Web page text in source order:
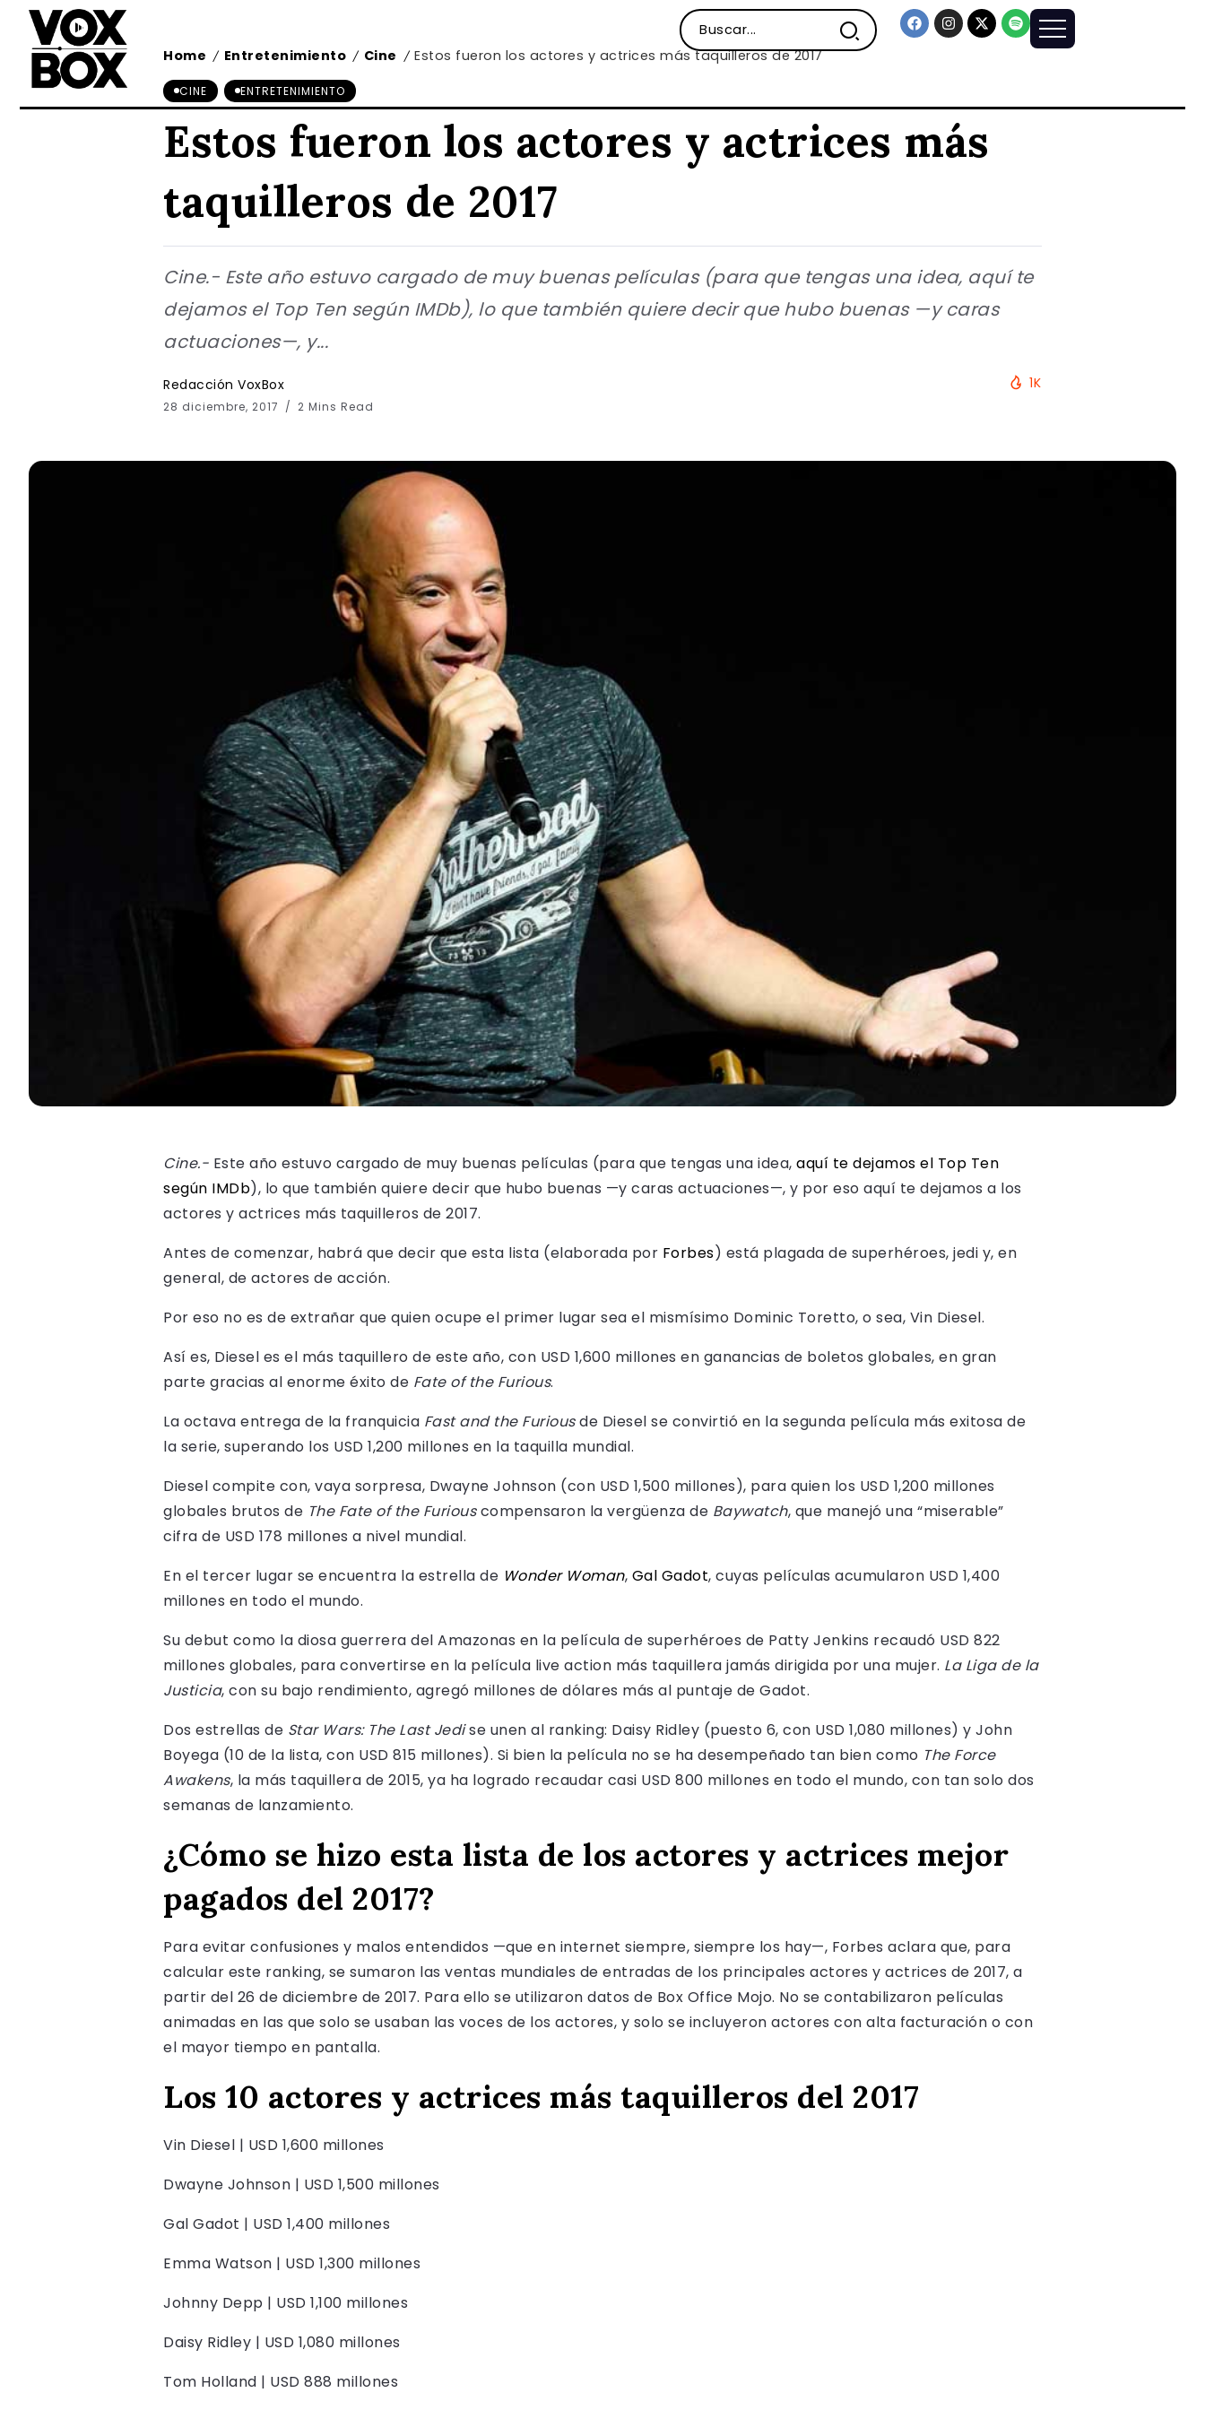
Home / Entretenimiento / Cine / Estos fueron los actores y actrices más taquilleros de 2017
CINE ENTRETENIMIENTO
Estos fueron los actores y actrices más
taquilleros de 2017
Cine.- Este año estuvo cargado de muy buenas películas (para que tengas una idea, aquí te
dejamos el Top Ten según IMDb), lo que también quiere decir que hubo buenas —y caras
actuaciones—, y...
Redacción VoxBox
28 diciembre, 2017 2 Mins Read
1K
Cine.- Este año estuvo cargado de muy buenas películas (para que tengas una idea, aquí te dejamos el Top Ten
según IMDb), lo que también quiere decir que hubo buenas —y caras actuaciones—, y por eso aquí te dejamos a los
actores y actrices más taquilleros de 2017.
Antes de comenzar, habrá que decir que esta lista (elaborada por Forbes) está plagada de superhéroes, jedi y, en
general, de actores de acción.
Por eso no es de extrañar que quien ocupe el primer lugar sea el mismísimo Dominic Toretto, o sea, Vin Diesel.
Así es, Diesel es el más taquillero de este año, con USD 1,600 millones en ganancias de boletos globales, en gran
parte gracias al enorme éxito de Fate of the Furious.
La octava entrega de la franquicia Fast and the Furiousde Diesel se convirtió en la segunda película más exitosa de
la serie, superando los USD 1,200 millones en la taquilla mundial.
Diesel compite con, vaya sorpresa, Dwayne Johnson (con USD 1,500 millones), para quien los USD 1,200 millones
globales brutos de The Fate of the Furiouscompensaron la vergüenza de Baywatch, que manejó una “miserable”
cifra de USD 178 millones a nivel mundial.
En el tercer lugar se encuentra la estrella de Wonder Woman, Gal Gadot, cuyas películas acumularon USD 1,400
millones en todo el mundo.
Su debut como la diosa guerrera del Amazonas en la película de superhéroes de Patty Jenkins recaudó USD 822
millones globales, para convertirse en la película live action más taquillera jamás dirigida por una mujer. La Liga de la
Justicia, con su bajo rendimiento, agregó millones de dólares más al puntaje de Gadot.
Dos estrellas de Star Wars: The Last Jedise unen al ranking: Daisy Ridley (puesto 6, con USD 1,080 millones) y John
Boyega (10 de la lista, con USD 815 millones). Si bien la película no se ha desempeñado tan bien como The Force
Awakens, la más taquillera de 2015, ya ha logrado recaudar casi USD 800 millones en todo el mundo, con tan solo dos
semanas de lanzamiento.
¿Cómo se hizo esta lista de los actores y actrices mejor
pagados del 2017?
Para evitar confusiones y malos entendidos —que en internet siempre, siempre los hay—, Forbes aclara que, para
calcular este ranking, se sumaron las ventas mundiales de entradas de los principales actores y actrices de 2017, a
partir del 26 de diciembre de 2017. Para ello se utilizaron datos de Box Office Mojo. No se contabilizaron películas
animadas en las que solo se usaban las voces de los actores, y solo se incluyeron actores con alta facturación o con
el mayor tiempo en pantalla.
Los 10 actores y actrices más taquilleros del 2017
Vin Diesel | USD 1,600 millones
Dwayne Johnson | USD 1,500 millones
Gal Gadot | USD 1,400 millones
Emma Watson | USD 1,300 millones
Johnny Depp | USD 1,100 millones
Daisy Ridley | USD 1,080 millones
Tom Holland | USD 888 millones